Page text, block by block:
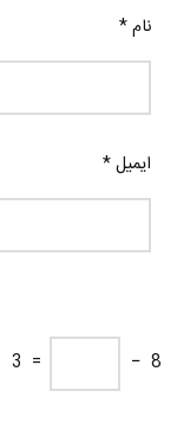
نام*
ایمیل*
8
−
=
3